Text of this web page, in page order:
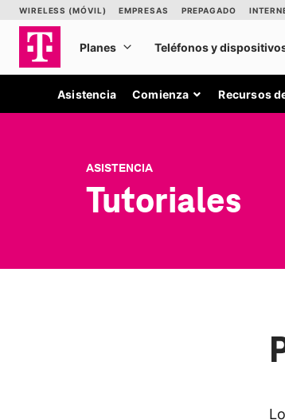
Asistencia Comienza Recursos
ASISTENCIA
Tutoriales